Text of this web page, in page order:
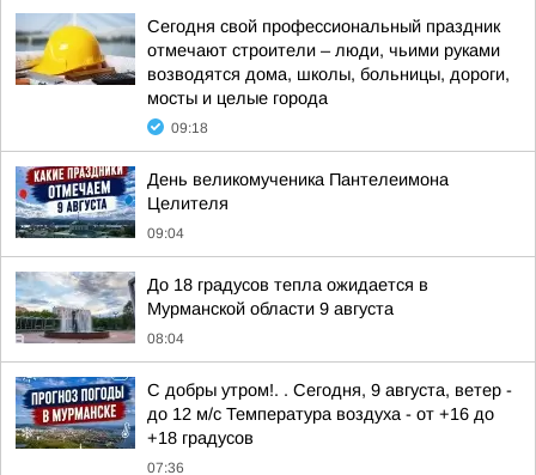
Сегодня свой профессиональный праздник
отмечают строители – люди, чьими руками
возводятся дома, школы, больницы, дороги,
мосты и целые города
09:18
День великомученика Пантелеимона
Целителя
09:04
До 18 градусов тепла ожидается в
Мурманской области 9 августа
08:04
С добры утром!. . Сегодня, 9 августа, ветер -
до 12 м/с Температура воздуха - от +16 до
+18 градусов
07:36